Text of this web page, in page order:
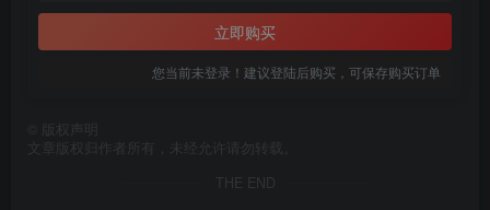
立即购买
您当前未登录！建议登陆后购买，可保存购买订单
版权声明
文章版权归作者所有，未经允许请勿转载。
THE END